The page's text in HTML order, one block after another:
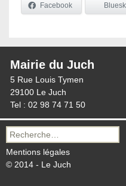
Facebook
Mairie du Juch
5 Rue Louis Tymen
29100 Le Juch
Tel : 02 98 74 71 50
Recherche
pour :
Mentions légales
© 2014 - Le Juch